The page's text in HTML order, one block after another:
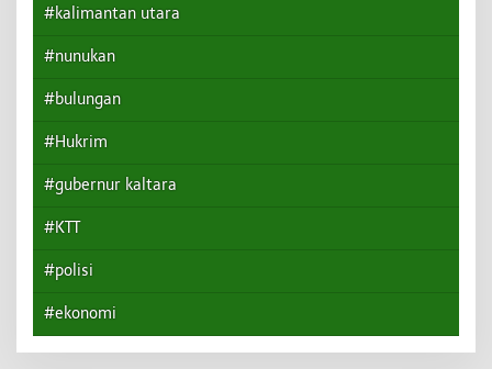
#kalimantan utara
#nunukan
#bulungan
#Hukrim
#gubernur kaltara
#KTT
#polisi
#ekonomi